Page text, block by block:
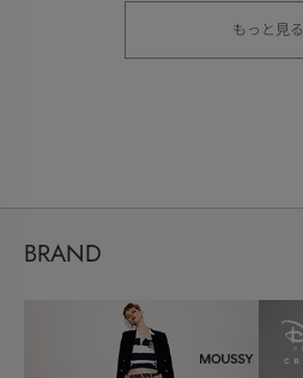
もっと見る
BRAND